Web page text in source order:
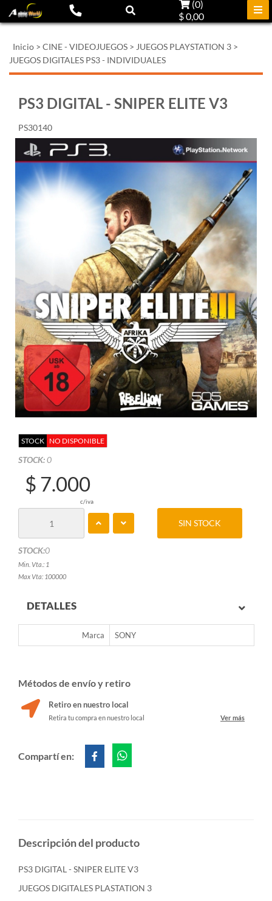
(0)
$ 0,00
Inicio > CINE - VIDEOJUEGOS > JUEGOS PLAYSTATION 3 >
JUEGOS DIGITALES PS3 - INDIVIDUALES
PS3 DIGITAL - SNIPER ELITE V3
PS30140
STOCK NO DISPONIBLE
STOCK:0
$ 7.000
c/iva
STOCK:0
Min. Vta.: 1
Max Vta: 100000
SIN STOCK
DETALLES
Marca SONY
Métodos de envío y retiro
Retiro en nuestro local
Retira tu compra en nuestro local Ver más
Compartí en:
Descripción del producto
PS3 DIGITAL - SNIPER ELITE V3
JUEGOS DIGITALES PLASTATION 3